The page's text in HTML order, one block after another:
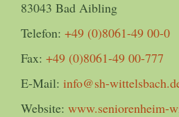
83043 Bad Aibling
Telefon: +49 (0)8061-49 00-0
Fax: +49 (0)8061-49 00-777
E-Mail: info@sh-
Website: www.seniorenheim-